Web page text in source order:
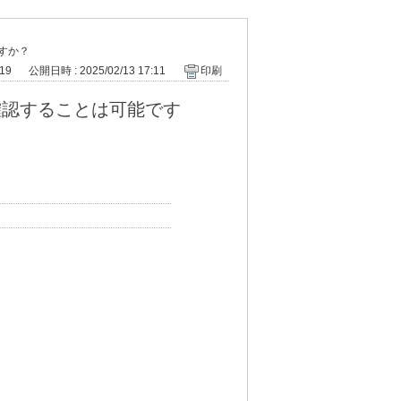
か？
公開日時 : 2025/02/13 17:11 印刷
することは可能です